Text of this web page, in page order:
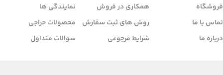
فروشگاه
تماس با ما
درباره ما
همکاری در فروش
روش های ثبت سفارش
شرایط مرجوعی
نمایندگی ها
محصولات حراجی
سوالات متداول